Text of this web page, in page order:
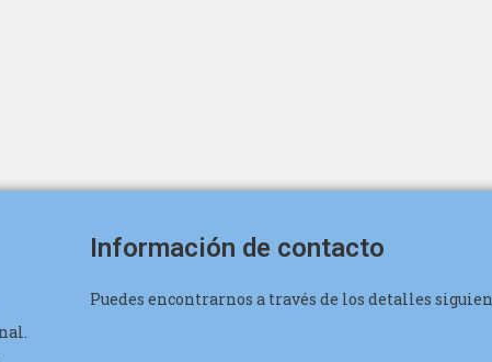
Información de contacto
Puedes encontrarnos a través de los detalles